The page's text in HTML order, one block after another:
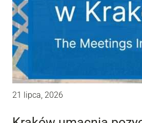
21 lipca, 2026